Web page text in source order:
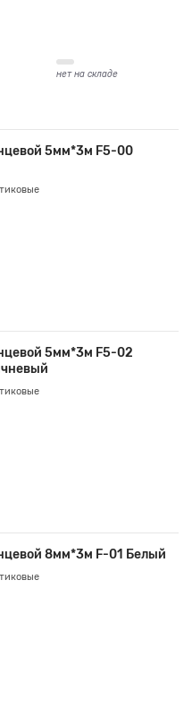
нет на складе
5мм*3м F5-00
5мм*3м F5-02
8мм*3м F-01 Белый